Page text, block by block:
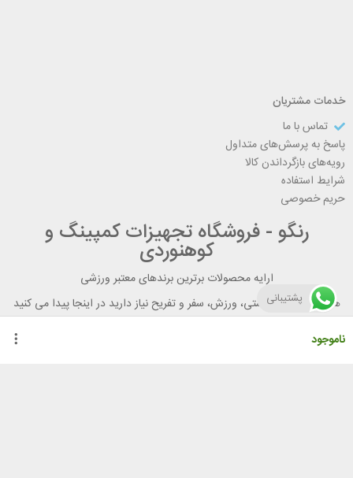
ناموجود
خدمات مشتریان
تماس با ما
پاسخ به پرسش‌های متداول
رویه‌های بازگرداندن کالا
شرایط استفاده
حریم خصوصی
رنگو - فروشگاه تجهیزات کمپینگ و
کوهنوردی
ارایه محصولات برترین برندهای معتبر ورزشی
هر آنچه برای تندرستی، ورزش، سفر و تفریح نیاز دارید در اینجا پیدا می کنید
پشتیبانی